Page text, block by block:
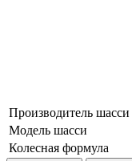
Производитель шасси
Модель шасси
Колесная формула